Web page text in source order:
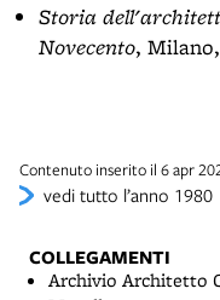
Storia
Novecento,
Contenuto inserito il 6 apr
vedi tutto l’anno 1980
COLLEGAMENTI
Archivio Architetto